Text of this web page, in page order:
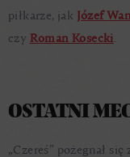
piłkarze, jak
Józef
czy Roman Kosecki.
OSTATNI
„Czereś” pożegnał